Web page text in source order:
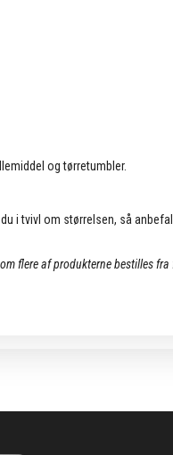
og tørretumbler.
i tvivl om størrelsen, så
flere af produkterne bestilles